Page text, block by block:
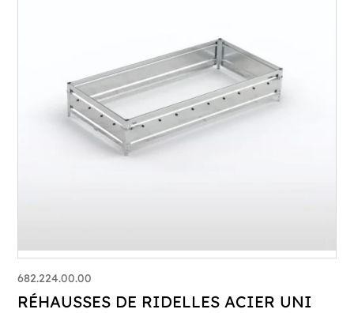
682.224.00.00
RÉHAUSSES DE RIDELLES ACIER UNI